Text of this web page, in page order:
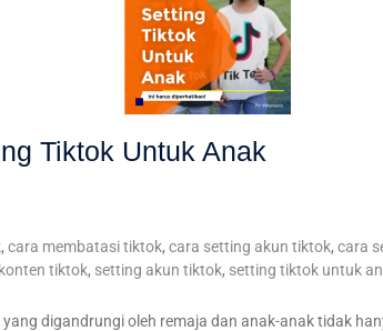
Tiktok Untuk Anak
, cara membatasi tiktok, cara setting akun tiktok, cara
konten tiktok, setting akun tiktok, setting tiktok untuk
digandrungi oleh remaja dan anak-anak tidak